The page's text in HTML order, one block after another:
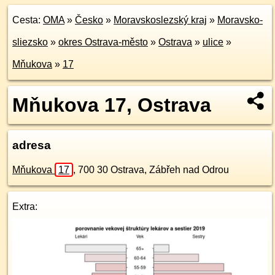
Cesta: OMA» Česko » Moravskoslezský kraj » Moravsko-
sliezsko » okres Ostrava-město » Ostrava » ulice »
Mňukova » 17
Mňukova 17, Ostrava
adresa
Mňukova 17 , 700 30 Ostrava, Zábřeh nad Odrou
Extra: